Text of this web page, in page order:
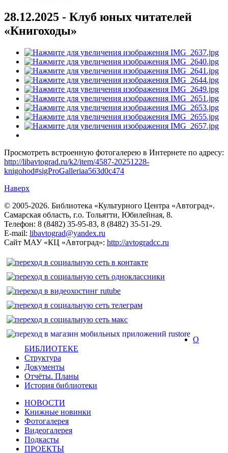
28.12.2025 - Клуб юных читателей
«Книгоходы»
Просмотреть встроенную фотогалерею в Интернете по адресу:
http://libavtograd.ru/k2/item/4587-20251228-
knigohod#sigProGalleriaa563d0c474
Наверх
© 2005-2026. Библиотека «Культурного Центра «Автоград».
Самарская область, г.о. Тольятти, Юбилейная, 8.
Телефон: 8 (8482) 35-95-83, 8 (8482) 35-51-29.
E-mail: libavtograd@yandex.ru
Сайт МАУ «КЦ «Автоград»: http://avtogradcc.ru
О
БИБЛИОТЕКЕ
Структура
Документы
Отчёты. Планы
История библиотеки
НОВОСТИ
Книжные новинки
Фотогалерея
Видеогалерея
Подкасты
ПРОЕКТЫ